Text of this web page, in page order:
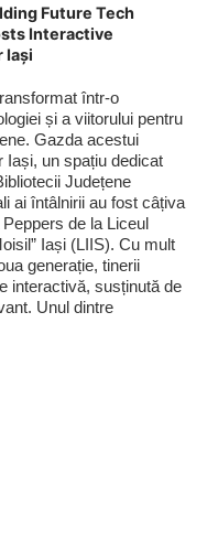
Future Tech
Interactive
Iași
într-o
și a viitorului pentru
Gazda acestui
Iași, un spațiu dedicat
Județene
ai întâlnirii au fost câțiva
de la Liceul
Iași (LIIS). Cu mult
generație, tinerii
interactivă, susținută de
Unul dintre